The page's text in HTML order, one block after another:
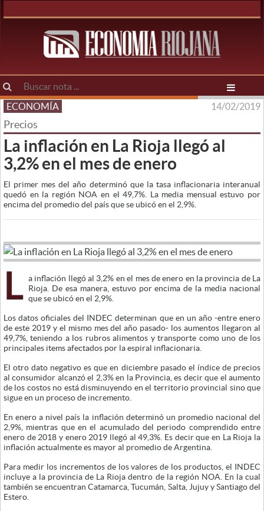
ECONOMÍA 14/02/2019
Precios
La inflación en La Rioja llegó al
3,2% en el mes de enero
El primer mes del año determinó que la tasa inflacionaria interanual
quedó en la región NOA en el 49,7%. La media mensual estuvo por
encima del promedio del país que se ubicó en el 2,9%.
L
a inflación llegó al 3,2% en el mes de enero en la provincia de La
Rioja. De esa manera, estuvo por encima de la media nacional
que se ubicó en el 2,9%.
Los datos oficiales del INDEC determinan que en un año -entre enero
de este 2019 y el mismo mes del año pasado- los aumentos llegaron al
49,7%, teniendo a los rubros alimentos y transporte como uno de los
principales items afectados por la espiral inflacionaria.
El otro dato negativo es que en diciembre pasado el índice de precios
al consumidor alcanzó el 2,3% en la Provincia, es decir que el aumento
de los costos no está disminuyendo en el territorio provincial sino que
sigue en un proceso de incremento.
En enero a nivel país la inflación determinó un promedio nacional del
2,9%, mientras que en el acumulado del periodo comprendido entre
enero de 2018 y enero 2019 llegó al 49,3%. Es decir que en La Rioja la
inflación actualmente es mayor al promedio de Argentina.
Para medir los incrementos de los valores de los productos, el INDEC
incluye a la provincia de La Rioja dentro de la región NOA. En la cual
también se encuentran Catamarca, Tucumán, Salta, Jujuy y Santiago del
Estero.